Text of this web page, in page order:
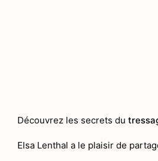
Découvrez les secrets du
Elsa Lenthal a le plaisir de